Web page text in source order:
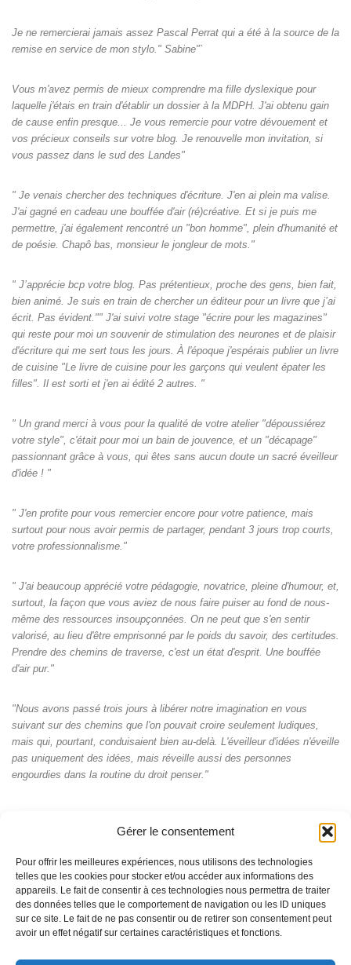
Gérer le consentement
Pour offrir les meilleures expériences, nous utilisons des technologies
telles que les cookies pour stocker et/ou accéder aux informations des
appareils. Le fait de consentir à ces technologies nous permettra de traiter
des données telles que le comportement de navigation ou les ID uniques
sur ce site. Le fait de ne pas consentir ou de retirer son consentement peut
avoir un effet négatif sur certaines caractéristiques et fonctions.
Je ne remercierai jamais assez Pascal Perrat qui a été à la source de la
remise en service de mon stylo." Sabine"`
Vous m'avez permis de mieux comprendre ma fille dyslexique pour
laquelle j'étais en train d'établir un dossier à la MDPH. J'ai obtenu gain
de cause enfin presque... Je vous remercie pour votre dévouement et
vos précieux conseils sur votre blog. Je renouvelle mon invitation, si
vous passez dans le sud des Landes"
" Je venais chercher des techniques d'écriture. J'en ai plein ma valise.
J'ai gagné en cadeau une bouffée d'air (ré)créative. Et si je puis me
permettre, j'ai également rencontré un "bon homme", plein d'humanité et
de poésie. Chapô bas, monsieur le jongleur de mots."
" J’apprécie bcp votre blog. Pas prétentieux, proche des gens, bien fait,
bien animé. Je suis en train de chercher un éditeur pour un livre que j’ai
écrit. Pas évident."" J'ai suivi votre stage "écrire pour les magazines"
qui reste pour moi un souvenir de stimulation des neurones et de plaisir
d'écriture qui me sert tous les jours. À l'époque j'espérais publier un livre
de cuisine "Le livre de cuisine pour les garçons qui veulent épater les
filles". Il est sorti et j'en ai édité 2 autres. "
" Un grand merci à vous pour la qualité de votre atelier "dépoussiérez
votre style", c'était pour moi un bain de jouvence, et un "décapage"
passionnant grâce à vous, qui êtes sans aucun doute un sacré éveilleur
d'idée ! "
" J'en profite pour vous remercier encore pour votre patience, mais
surtout pour nous avoir permis de partager, pendant 3 jours trop courts,
votre professionnalisme."
" J'ai beaucoup apprécié votre pédagogie, novatrice, pleine d'humour, et,
surtout, la façon que vous aviez de nous faire puiser au fond de nous-
même des ressources insoupçonnées. On ne peut que s'en sentir
valorisé, au lieu d'être emprisonné par le poids du savoir, des certitudes.
Prendre des chemins de traverse, c'est un état d'esprit. Une bouffée
d'air pur."
"Nous avons passé trois jours à libérer notre imagination en vous
suivant sur des chemins que l'on pouvait croire seulement ludiques,
mais qui, pourtant, conduisaient bien au-delà. L'éveilleur d'idées n'éveille
pas uniquement des idées, mais réveille aussi des personnes
engourdies dans la routine du droit penser."